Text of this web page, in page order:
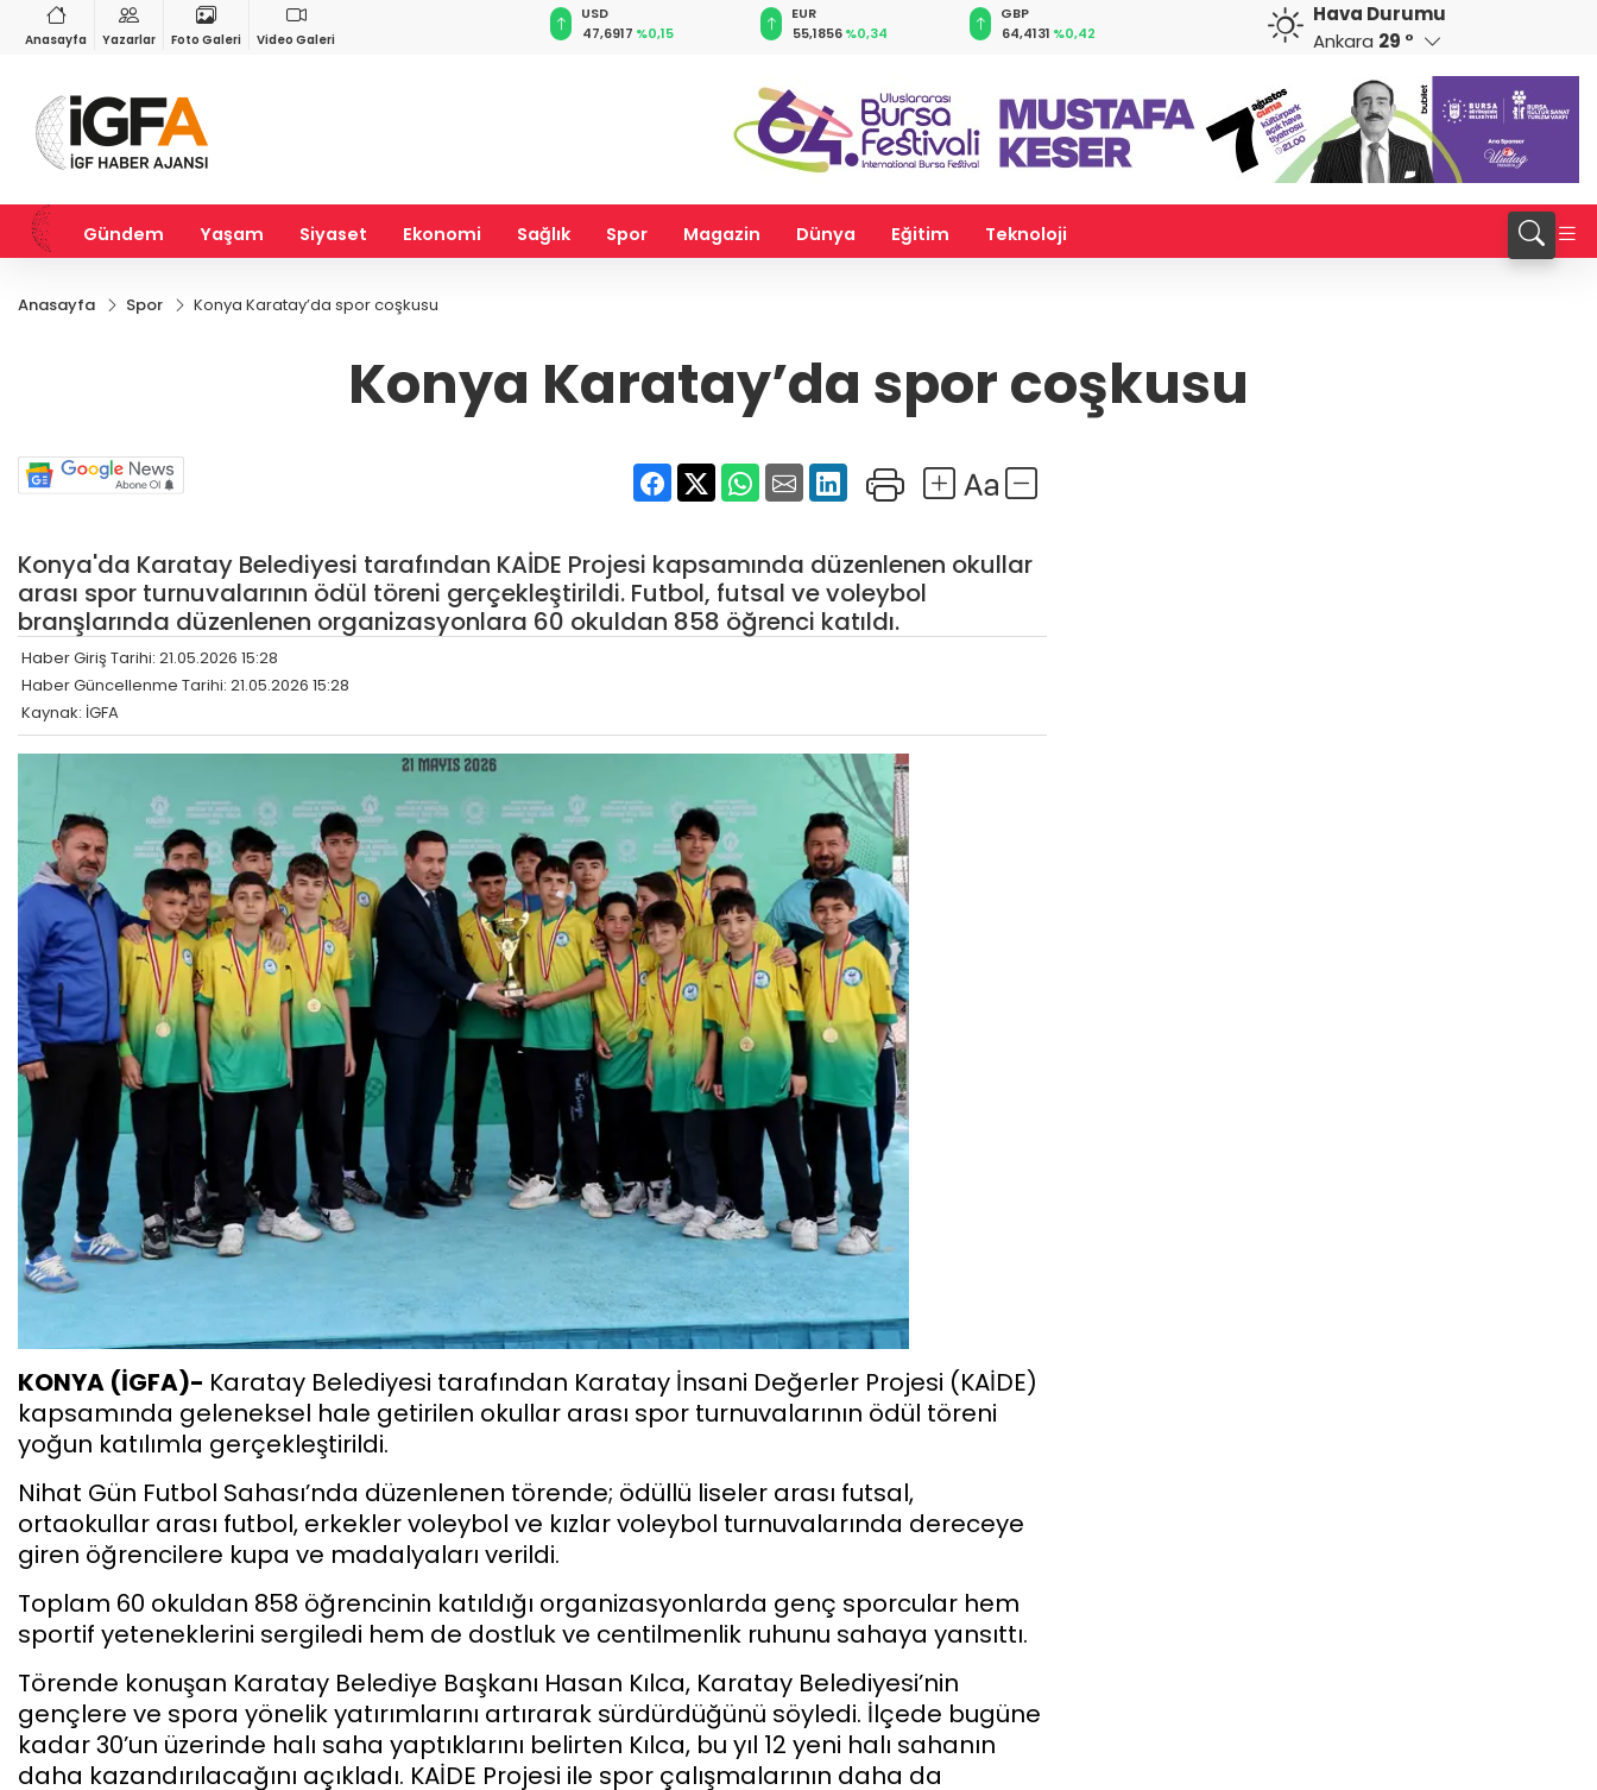
Anasayfa Yazarlar Foto Galeri Video Galeri
%2,59
BIST 100
13.779,39%-0,14
EUR
55,1856 %0,34
GBP
64,4131 %0,42
CHF
59,0619 %0,85 %0,80
RUB
0,5824
Hava Durumu
Ankara 29 °
Gündem Yaşam Siyaset Ekonomi Sağlık Spor Magazin Dünya Eğitim Teknoloji
Anasayfa Spor Konya Karatay’da spor coşkusu
Konya Karatay’da spor coşkusu
Konya'da Karatay Belediyesi tarafından KAİDE Projesi kapsamında düzenlenen okullar
arası spor turnuvalarının ödül töreni gerçekleştirildi. Futbol, futsal ve voleybol
branşlarında düzenlenen organizasyonlara 60 okuldan 858 öğrenci katıldı.
Haber Giriş Tarihi: 21.05.2026 15:28
Haber Güncellenme Tarihi: 21.05.2026 15:28
Kaynak: İGFA
KONYA (İGFA)- Karatay Belediyesi tarafından Karatay İnsani Değerler Projesi (KAİDE)
kapsamında geleneksel hale getirilen okullar arası spor turnuvalarının ödül töreni
yoğun katılımla gerçekleştirildi.
Nihat Gün Futbol Sahası’nda düzenlenen törende; ödüllü liseler arası futsal,
ortaokullar arası futbol, erkekler voleybol ve kızlar voleybol turnuvalarında dereceye
giren öğrencilere kupa ve madalyaları verildi.
Toplam 60 okuldan 858 öğrencinin katıldığı organizasyonlarda genç sporcular hem
sportif yeteneklerini sergiledi hem de dostluk ve centilmenlik ruhunu sahaya yansıttı.
Törende konuşan Karatay Belediye Başkanı Hasan Kılca, Karatay Belediyesi’nin
gençlere ve spora yönelik yatırımlarını artırarak sürdürdüğünü söyledi. İlçede bugüne
kadar 30’un üzerinde halı saha yaptıklarını belirten Kılca, bu yıl 12 yeni halı sahanın
daha kazandırılacağını açıkladı. KAİDE Projesi ile spor çalışmalarının daha da